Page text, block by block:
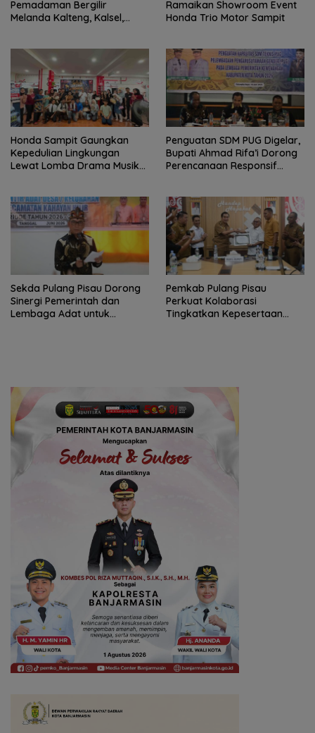
Pemadaman Bergilir
Melanda Kalteng, Kalsel,
Ramaikan Showroom Event
Honda Trio Motor Sampit
Honda Sampit Gaungkan
Kepedulian Lingkungan
Lewat Lomba Drama Musikal
Penguatan SDM PUG Digelar,
Bupati Ahmad Rifa’i Dorong
Perencanaan Responsif
Sekda Pulang Pisau Dorong
Sinergi Pemerintah dan
Lembaga Adat untuk
Pemkab Pulang Pisau
Perkuat Kolaborasi
Tingkatkan Kepesertaan